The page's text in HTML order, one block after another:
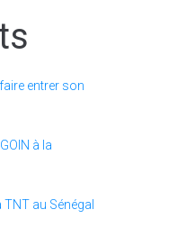
entrer son
à la
au Sénégal